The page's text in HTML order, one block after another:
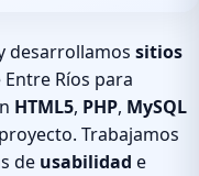
desarrollamos sitios
Ríos para
HTML5, PHP, MySQL
Trabajamos
de usabilidad e